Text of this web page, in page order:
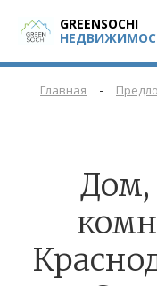
GREENSOCHI
Главная -
Дом,